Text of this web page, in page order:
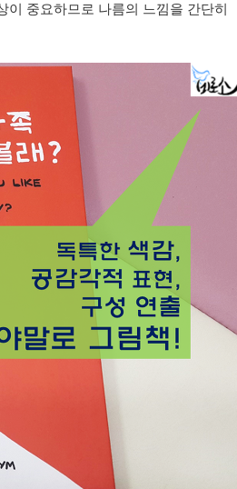
이 중요하므로 나름의 느낌을 간단히